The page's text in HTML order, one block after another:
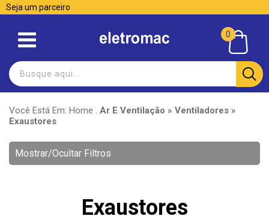
Seja um parceiro
0
Você Está Em: Home . Ar E Ventilação » Ventiladores »
Exaustores
Mostrar/Ocultar Filtros
Exaustores